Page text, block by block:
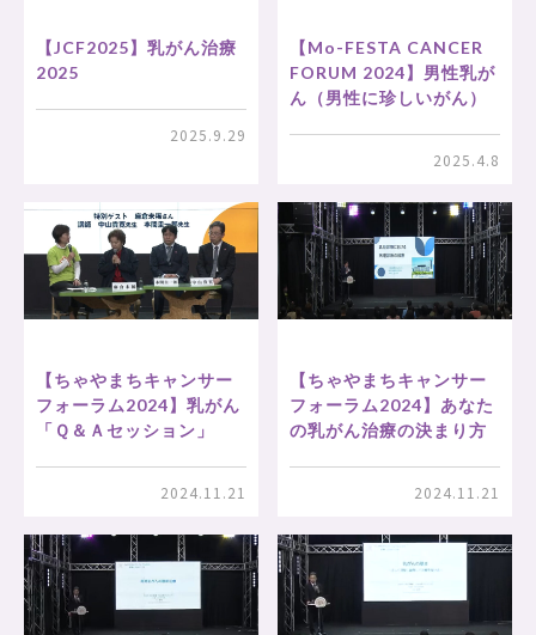
【JCF2025】乳がん治療
2025
2025.9.29
【Mo-FESTA CANCER
FORUM 2024】男性乳が
ん（男性に珍しいがん）
2025.4.8
【ちゃやまちキャンサー
フォーラム2024】乳がん
「Ｑ＆Ａセッション」
2024.11.21
【ちゃやまちキャンサー
フォーラム2024】あなた
の乳がん治療の決まり方
2024.11.21